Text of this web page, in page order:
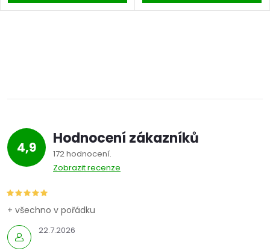
4,9 Hodnocení zákazníků
172 hodnocení
Zobrazit recenze
22.7.2026
+ všechno v pořádku